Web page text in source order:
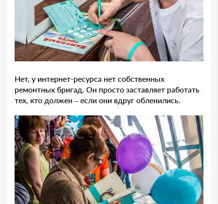
Нет, у интернет-ресурса нет собственных
ремонтных бригад. Он просто заставляет работать
тех, кто должен – если они вдруг обленились.